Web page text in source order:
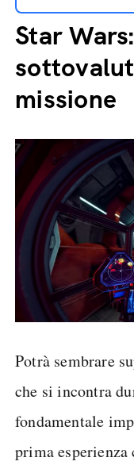
Star
missione
Potrà sembrare
che si incontra
fondamentale
prima